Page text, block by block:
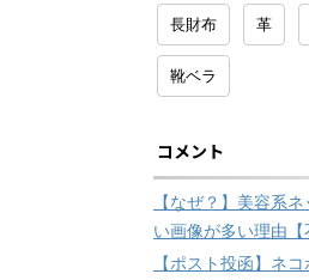
長財布 革
靴ベラ
コメント
【なぜ？】美容系
い画像が多い理由【
【ポスト投函】ネ